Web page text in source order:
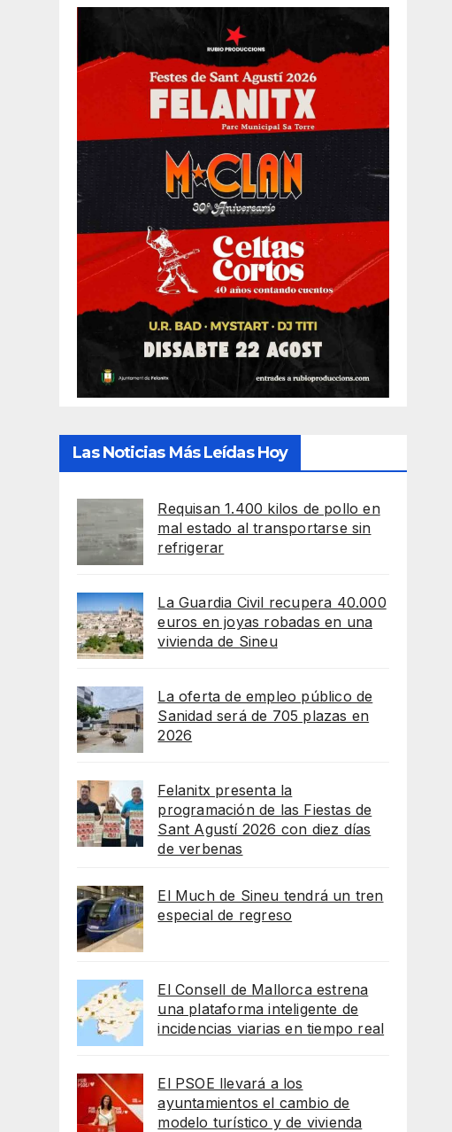
Las Noticias Más Leídas Hoy
Requisan 1.400 kilos de pollo en
mal estado al transportarse sin
refrigerar
La Guardia Civil recupera 40.000
euros en joyas robadas en una
vivienda de Sineu
La oferta de empleo público de
Sanidad será de 705 plazas en
2026
Felanitx presenta la
programación de las Fiestas de
Sant Agustí 2026 con diez días
de verbenas
El Much de Sineu tendrá un tren
especial de regreso
El Consell de Mallorca estrena
una plataforma inteligente de
incidencias viarias en tiempo real
El PSOE llevará a los
ayuntamientos el cambio de
modelo turístico y de vivienda